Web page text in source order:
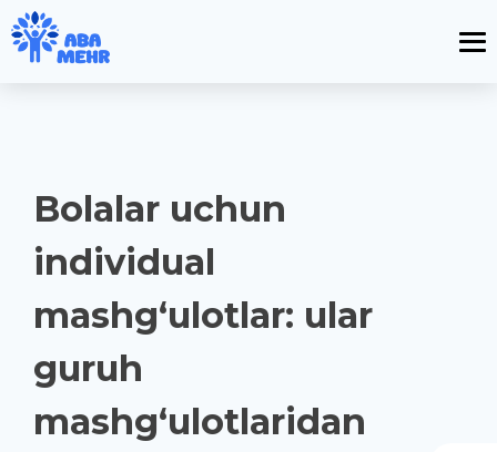
Bolalar uchun
individual
mashg‘ulotlar: ular
guruh
mashg‘ulotlaridan